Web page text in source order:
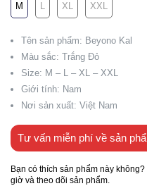
M L XL XXL
Tên sản phẩm: Beyono Kal
Màu sắc: Trắng Đỏ
Size: M – L – XL – XXL
Giới tính: Nam
Nơi sản xuất: Việt Nam
Tư vấn miễn phí về sản
Bạn có thích sản phẩm này
giờ và theo dõi sản phẩm.